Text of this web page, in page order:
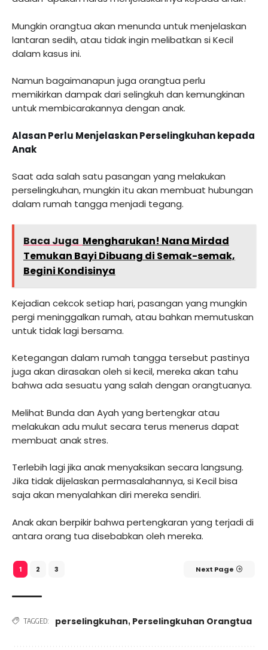
Mungkin orangtua akan menunda untuk menjelaskan
lantaran sedih, atau tidak ingin melibatkan si Kecil
dalam kasus ini.
Namun bagaimanapun juga orangtua perlu
memikirkan dampak dari selingkuh dan kemungkinan
untuk membicarakannya dengan anak.
Alasan Perlu Menjelaskan Perselingkuhan kepada
Anak
Saat ada salah satu pasangan yang melakukan
perselingkuhan, mungkin itu akan membuat hubungan
dalam rumah tangga menjadi tegang.
Baca Juga Mengharukan! Nana Mirdad
Temukan Bayi Dibuang di Semak-semak,
Begini Kondisinya
Kejadian cekcok setiap hari, pasangan yang mungkin
pergi meninggalkan rumah, atau bahkan memutuskan
untuk tidak lagi bersama.
Ketegangan dalam rumah tangga tersebut pastinya
juga akan dirasakan oleh si kecil, mereka akan tahu
bahwa ada sesuatu yang salah dengan orangtuanya.
Melihat Bunda dan Ayah yang bertengkar atau
melakukan adu mulut secara terus menerus dapat
membuat anak stres.
Terlebih lagi jika anak menyaksikan secara langsung.
Jika tidak dijelaskan permasalahannya, si Kecil bisa
saja akan menyalahkan diri mereka sendiri.
Anak akan berpikir bahwa pertengkaran yang terjadi di
antara orang tua disebabkan oleh mereka.
1 2 3 Next Page
TAGGED: perselingkuhan, Perselingkuhan Orangtua